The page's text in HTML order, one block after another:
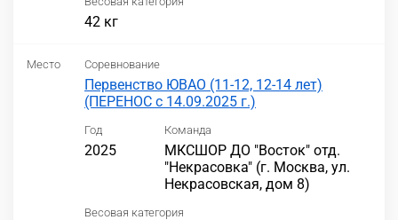
42 кг
Место Соревнование
Первенство ЮВАО (11-12, 12-14 лет)
(ПЕРЕНОС с 14.09.2025 г.)
Год
2025
Команда
МКСШОР ДО "Восток" отд.
"Некрасовка" (г. Москва, ул.
Некрасовская, дом 8)
Весовая категория